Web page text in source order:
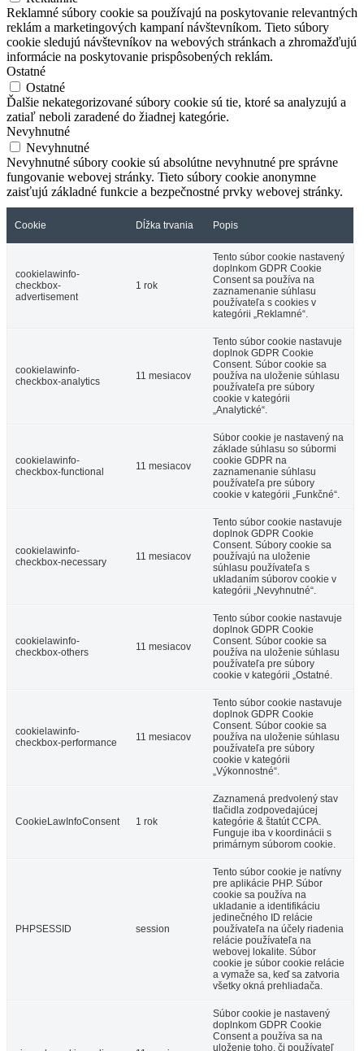
Reklamné súbory cookie sa používajú na poskytovanie relevantných
reklám a marketingových kampaní návštevníkom. Tieto súbory
cookie sledujú návštevníkov na webových stránkach a zhromažďujú
informácie na poskytovanie prispôsobených reklám.
Ostatné
Ostatné
Ďalšie nekategorizované súbory cookie sú tie, ktoré sa analyzujú a
zatiaľ neboli zaradené do žiadnej kategórie.
Nevyhnutné
Nevyhnutné
Nevyhnutné súbory cookie sú absolútne nevyhnutné pre správne
fungovanie webovej stránky. Tieto súbory cookie anonymne
zaisťujú základné funkcie a bezpečnostné prvky webovej stránky.
Cookie Dĺžka trvania Popis
cookielawinfo-
checkbox-
advertisement
1 rok
Tento súbor cookie nastavený
doplnkom GDPR Cookie
Consent sa používa na
zaznamenanie súhlasu
používateľa s cookies v
kategórii „Reklamné“.
cookielawinfo-
checkbox-analytics
11 mesiacov
Tento súbor cookie nastavuje
doplnok GDPR Cookie
Consent. Súbor cookie sa
používa na uloženie súhlasu
používateľa pre súbory
cookie v kategórii
„Analytické“.
cookielawinfo-
checkbox-functional
11 mesiacov
Súbor cookie je nastavený na
základe súhlasu so súbormi
cookie GDPR na
zaznamenanie súhlasu
používateľa pre súbory
cookie v kategórii „Funkčné“.
cookielawinfo-
checkbox-necessary
11 mesiacov
Tento súbor cookie nastavuje
doplnok GDPR Cookie
Consent. Súbory cookie sa
používajú na uloženie
súhlasu používateľa s
ukladaním súborov cookie v
kategórii „Nevyhnutné“.
cookielawinfo-
checkbox-others
11 mesiacov
Tento súbor cookie nastavuje
doplnok GDPR Cookie
Consent. Súbor cookie sa
používa na uloženie súhlasu
používateľa pre súbory
cookie v kategórii „Ostatné.
cookielawinfo-
checkbox-performance
11 mesiacov
Tento súbor cookie nastavuje
doplnok GDPR Cookie
Consent. Súbor cookie sa
používa na uloženie súhlasu
používateľa pre súbory
cookie v kategórii
„Výkonnostné“.
CookieLawInfoConsent 1 rok
Zaznamená predvolený stav
tlačidla zodpovedajúcej
kategórie & štatút CCPA.
Funguje iba v koordinácii s
primárnym súborom cookie.
PHPSESSID session
Tento súbor cookie je natívny
pre aplikácie PHP. Súbor
cookie sa používa na
ukladanie a identifikáciu
jedinečného ID relácie
používateľa na účely riadenia
relácie používateľa na
webovej lokalite. Súbor
cookie je súbor cookie relácie
a vymaže sa, keď sa zatvoria
všetky okná prehliadača.
Súbor cookie je nastavený
doplnkom GDPR Cookie
Consent a používa sa na
uloženie toho, či používateľ